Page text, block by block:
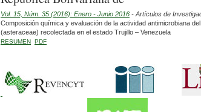
Vol. 15, Núm. 35 (2016): Enero - Junio 2016 - Artículos de
Composición química y evaluación de la actividad antimicrobiana
(asteraceae) recolectada en el estado Trujillo – Venezuela
RESUMEN PDF